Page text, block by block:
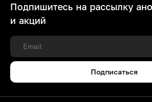
Подпишитесь на рассылку
и акций
Подписаться